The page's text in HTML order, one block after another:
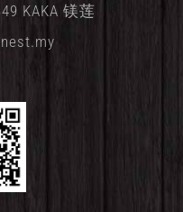
KAKA 镁莲